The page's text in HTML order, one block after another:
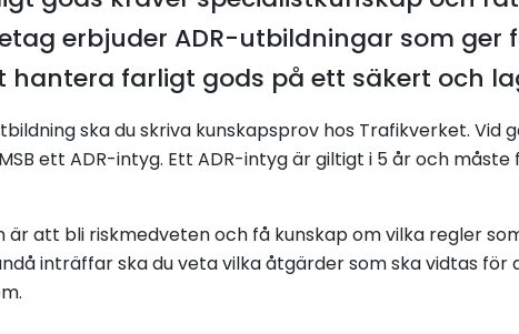
erbjuder ADR-utbildningar som ger
hantera farligt gods på ett säkert och
ska du skriva kunskapsprov hos Trafikverket. Vid
ett ADR-intyg. Ett ADR-intyg är giltigt i 5 år och måste
är att bli riskmedveten och få kunskap om vilka regler
inträffar ska du veta vilka åtgärder som ska vidtas för